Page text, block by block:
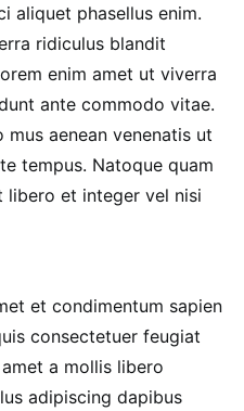
ridiculus blandit
enim amet ut viverra
ante commodo vitae.
aenean venenatis ut
tempus. Natoque quam
libero et integer vel nisi
et condimentum sapien
consectetuer feugiat
a mollis libero
adipiscing dapibus